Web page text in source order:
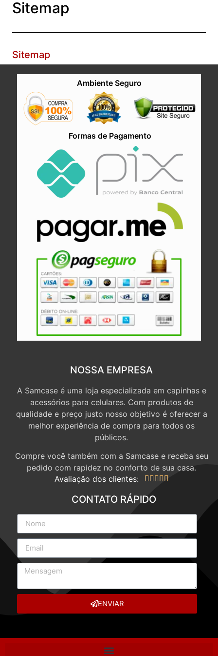
Sitemap
Sitemap
Ambiente Seguro
Formas de Pagamento
NOSSA EMPRESA
A Samcase é uma loja especializada em capinhas e
acessórios para celulares. Com produtos de
qualidade e preço justo nosso objetivo é oferecer a
melhor experiência de compra para todos os
públicos.
Compre você também com a Samcase e receba seu
pedido com rapidez no conforto de sua casa.
Avaliação dos clientes:
    
CONTATO RÁPIDO
ENVIAR